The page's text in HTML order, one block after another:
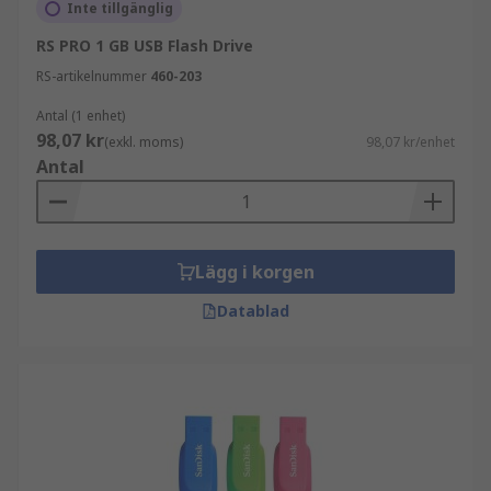
3.0 USB-minne?
priset och hastigheten. Priset varierar beroende
på lagringskapacitet, märke och andra faktorer.
USB 3.1- och 3.2-portar - Den senaste teknologin
och snabbaste flash-enheten/USB-minnen, med
skriv- och läshastigheter på upp till 1250 MB/sek
respektive 2500 MB/sek.
hastighet på 625 MB/sek.
USB 2.0 flash-enhet
Inte tillgänglig
RS PRO 1 GB USB Flash Drive
RS-artikelnummer 460-203
Antal (1 enhet)
98,07 kr(exkl. moms) 98,07 kr/enhet
Antal
Lägg i korgen
Datablad